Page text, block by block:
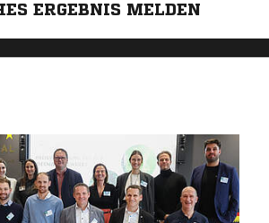
ERGEBNIS MELDEN